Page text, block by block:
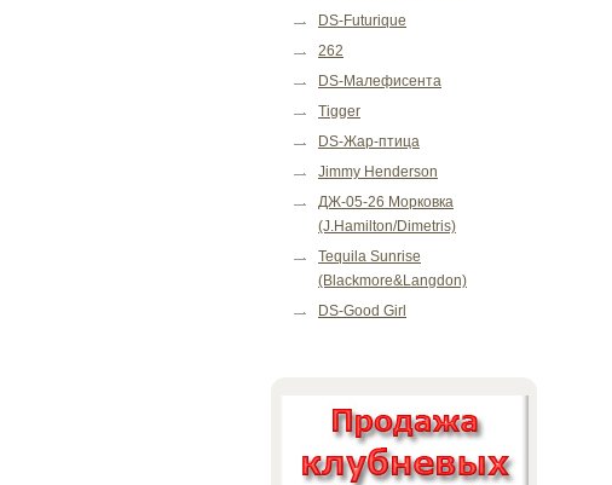
DS-Futurique
262
DS-Малефисента
Tigger
DS-Жар-птица
Jimmy Henderson
ДЖ-05-26 Морковка
(J.Hamilton/Dimetris)
Tequila Sunrise
(Blackmore&Langdon)
DS-Good Girl